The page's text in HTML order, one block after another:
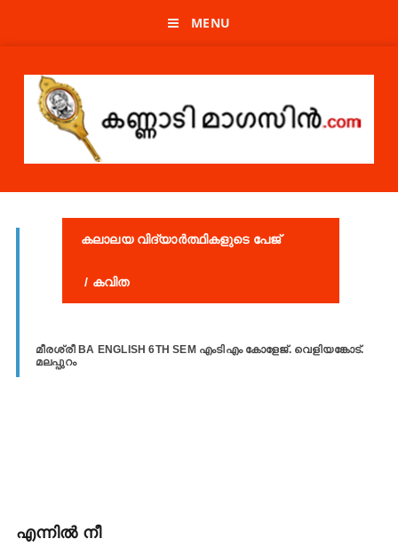
MENU
കലാലയ വിദ്യാർത്ഥികളുടെ പേജ്
/ കവിത
മീരശ്രീ BA ENGLISH 6TH SEM എംടിഎം കോളേജ്. വെളിയങ്കോട്.
മലപ്പുറം
എന്നിൽ നീ